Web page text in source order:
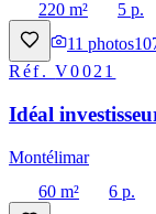
220 m²
5 p.
11 photos
Réf.V0021
Idéal
Montélimar
60 m²
6 p.